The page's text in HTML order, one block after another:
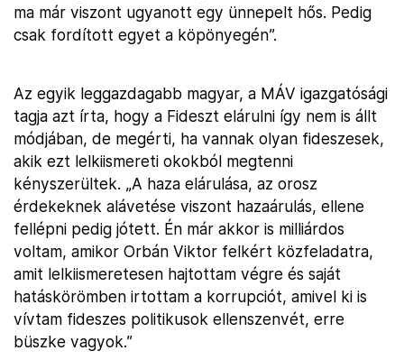
ma már viszont ugyanott egy ünnepelt hős. Pedig
csak fordított egyet a köpönyegén”.
Az egyik leggazdagabb magyar, a MÁV igazgatósági
tagja azt írta, hogy a Fideszt elárulni így nem is állt
módjában, de megérti, ha vannak olyan fideszesek,
akik ezt lelkiismereti okokból megtenni
kényszerültek. „A haza elárulása, az orosz
érdekeknek alávetése viszont hazaárulás, ellene
fellépni pedig jótett. Én már akkor is milliárdos
voltam, amikor Orbán Viktor felkért közfeladatra,
amit lelkiismeretesen hajtottam végre és saját
hatáskörömben irtottam a korrupciót, amivel ki is
vívtam fideszes politikusok ellenszenvét, erre
büszke vagyok.”